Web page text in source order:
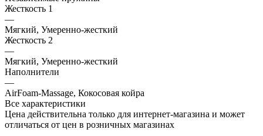
Жесткость 1
—
Мягкий, Умеренно-жесткий
Жесткость 2
—
Мягкий, Умеренно-жесткий
Наполнители
—
AirFoam-Massage, Кокосовая койра
Все характеристики
Цена действительна только для интернет-магазина и может
отличаться от цен в розничных магазинах